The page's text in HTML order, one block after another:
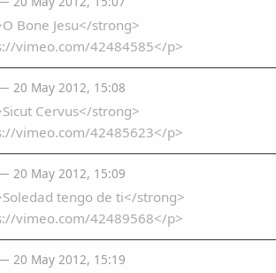
Bone Jesu</strong>
vimeo.com/42484585</p>
20 May 2012, 15:08
Cervus</strong>
vimeo.com/42485623</p>
20 May 2012, 15:09
tengo de ti</strong>
vimeo.com/42489568</p>
20 May 2012, 15:19